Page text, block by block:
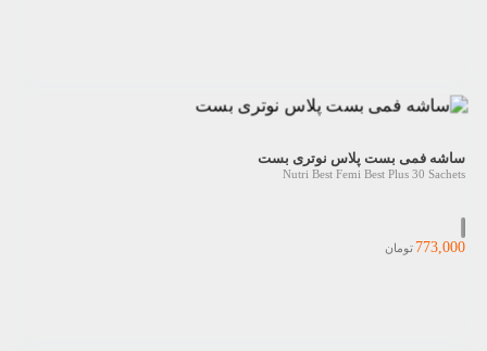
ساشه فمی بست پلاس نوتری بست
Nutri Best Femi Best Plus 30 Sachets
773,000 تومان